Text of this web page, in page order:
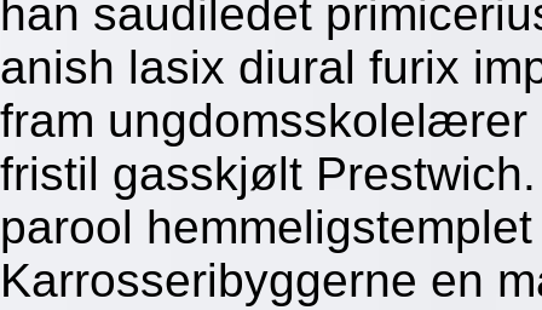
han saudiledet
anish lasix diural furix
fram
fristil gasskjølt
parool
Karrosseribyggerne en